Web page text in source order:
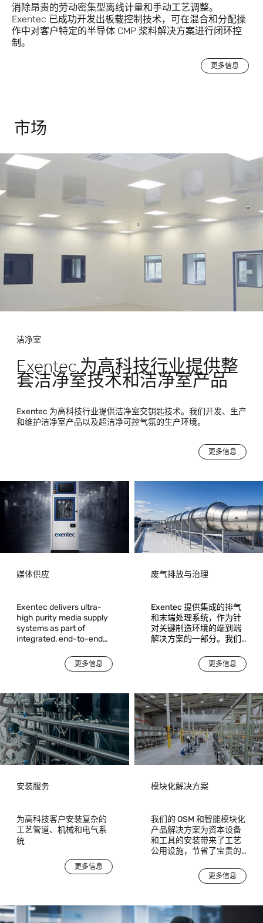
消除昂贵的劳动密集型离线计量和手动工艺调整。
Exentec 已成功开发出板载控制技术，可在混合和分配操
作中对客户特定的半导体 CMP 浆料解决方案进行闭环控
制。
更多信息
市场
洁净室
Exentec 为高科技行业提供整
套洁净室技术和洁净室产品
Exentec 为高科技行业提供洁净室交钥匙技术。我们开发、生产
和维护洁净室产品以及超洁净可控气氛的生产环境。
更多信息
媒体供应
Exentec delivers ultra-
high purity media supply
systems as part of
integrated, end-to-end
manufacturing
environments. Acting as
partner, Exentec takes
responsibility from
engineering and system
design through
installation,
commissioning, and
operational readiness.
更多信息
废气排放与治理
Exentec 提供集成的排气
和末端处理系统，作为针
对关键制造环境的端到端
解决方案的一部分。我们
工艺产生的工艺排放物进
行安全、合规且可靠的捕
更多信息
安装服务
为高科技客户安装复杂的
工艺管道、机械和电气系
统
更多信息
模块化解决方案
我们的 OSM 和智能模块化
产品解决方案为资本设备
和工具的安装带来了工艺
公用设施，节省了宝贵的
质量、安全性和可维护
更多信息